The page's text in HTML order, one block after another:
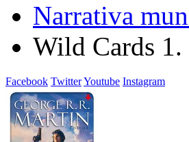
Narrativa
Wild Cards
Facebook TwitterYoutube Instagram